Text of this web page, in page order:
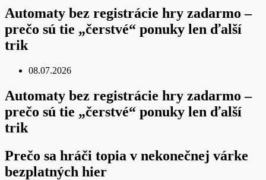
Automaty bez registrácie hry zadarmo –
prečo sú tie „čerstvé“ ponuky len ďalší
trik
08.07.2026
Automaty bez registrácie hry zadarmo –
prečo sú tie „čerstvé“ ponuky len ďalší
trik
Prečo sa hráči topia v nekonečnej várke
bezplatných hier